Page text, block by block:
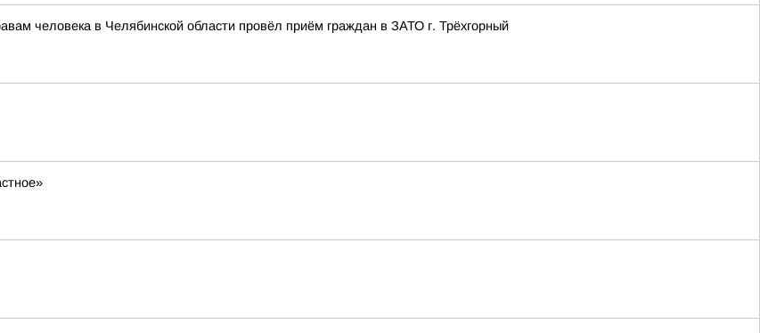
человека в Челябинской области провёл приём граждан в ЗАТО г. Трёхгорный